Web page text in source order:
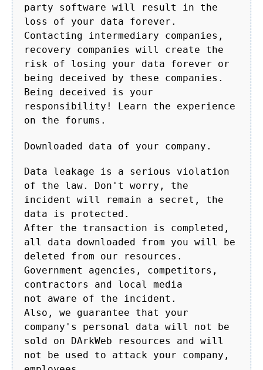
party software will result in the
loss of your data forever.
Contacting intermediary companies,
recovery companies will create the
risk of losing your data forever or
being deceived by these companies.
Being deceived is your
responsibility! Learn the experience
on the forums.
Downloaded data of your company.
Data leakage is a serious violation
of the law. Don't worry, the
incident will remain a secret, the
data is protected.
After the transaction is completed,
all data downloaded from you will be
deleted from our resources.
Government agencies, competitors,
contractors and local media
not aware of the incident.
Also, we guarantee that your
company's personal data will not be
sold on DArkWeb resources and will
not be used to attack your company,